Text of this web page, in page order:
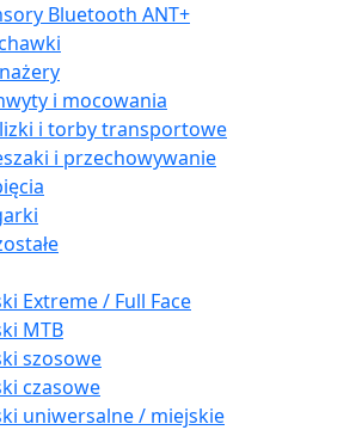
Bluetooth ANT+
i mocowania
i torby transportowe
i przechowywanie
Extreme / Full Face
MTB
szosowe
czasowe
uniwersalne / miejskie